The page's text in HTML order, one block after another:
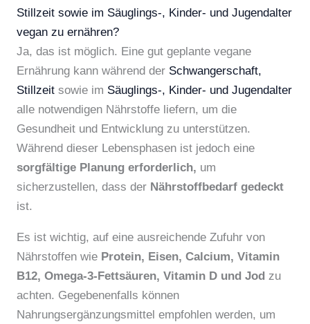
Stillzeit sowie im Säuglings-, Kinder- und Jugendalter
vegan zu ernähren?
Ja, das ist möglich. Eine gut geplante vegane
Ernährung kann während der Schwangerschaft,
Stillzeit sowie im Säuglings-, Kinder- und Jugendalter
alle notwendigen Nährstoffe liefern, um die
Gesundheit und Entwicklung zu unterstützen.
Während dieser Lebensphasen ist jedoch eine
sorgfältige Planung erforderlich, um
sicherzustellen, dass der Nährstoffbedarf gedeckt
ist.
Es ist wichtig, auf eine ausreichende Zufuhr von
Nährstoffen wie Protein, Eisen, Calcium, Vitamin
B12, Omega-3-Fettsäuren, Vitamin D und Jod zu
achten. Gegebenenfalls können
Nahrungsergänzungsmittel empfohlen werden, um